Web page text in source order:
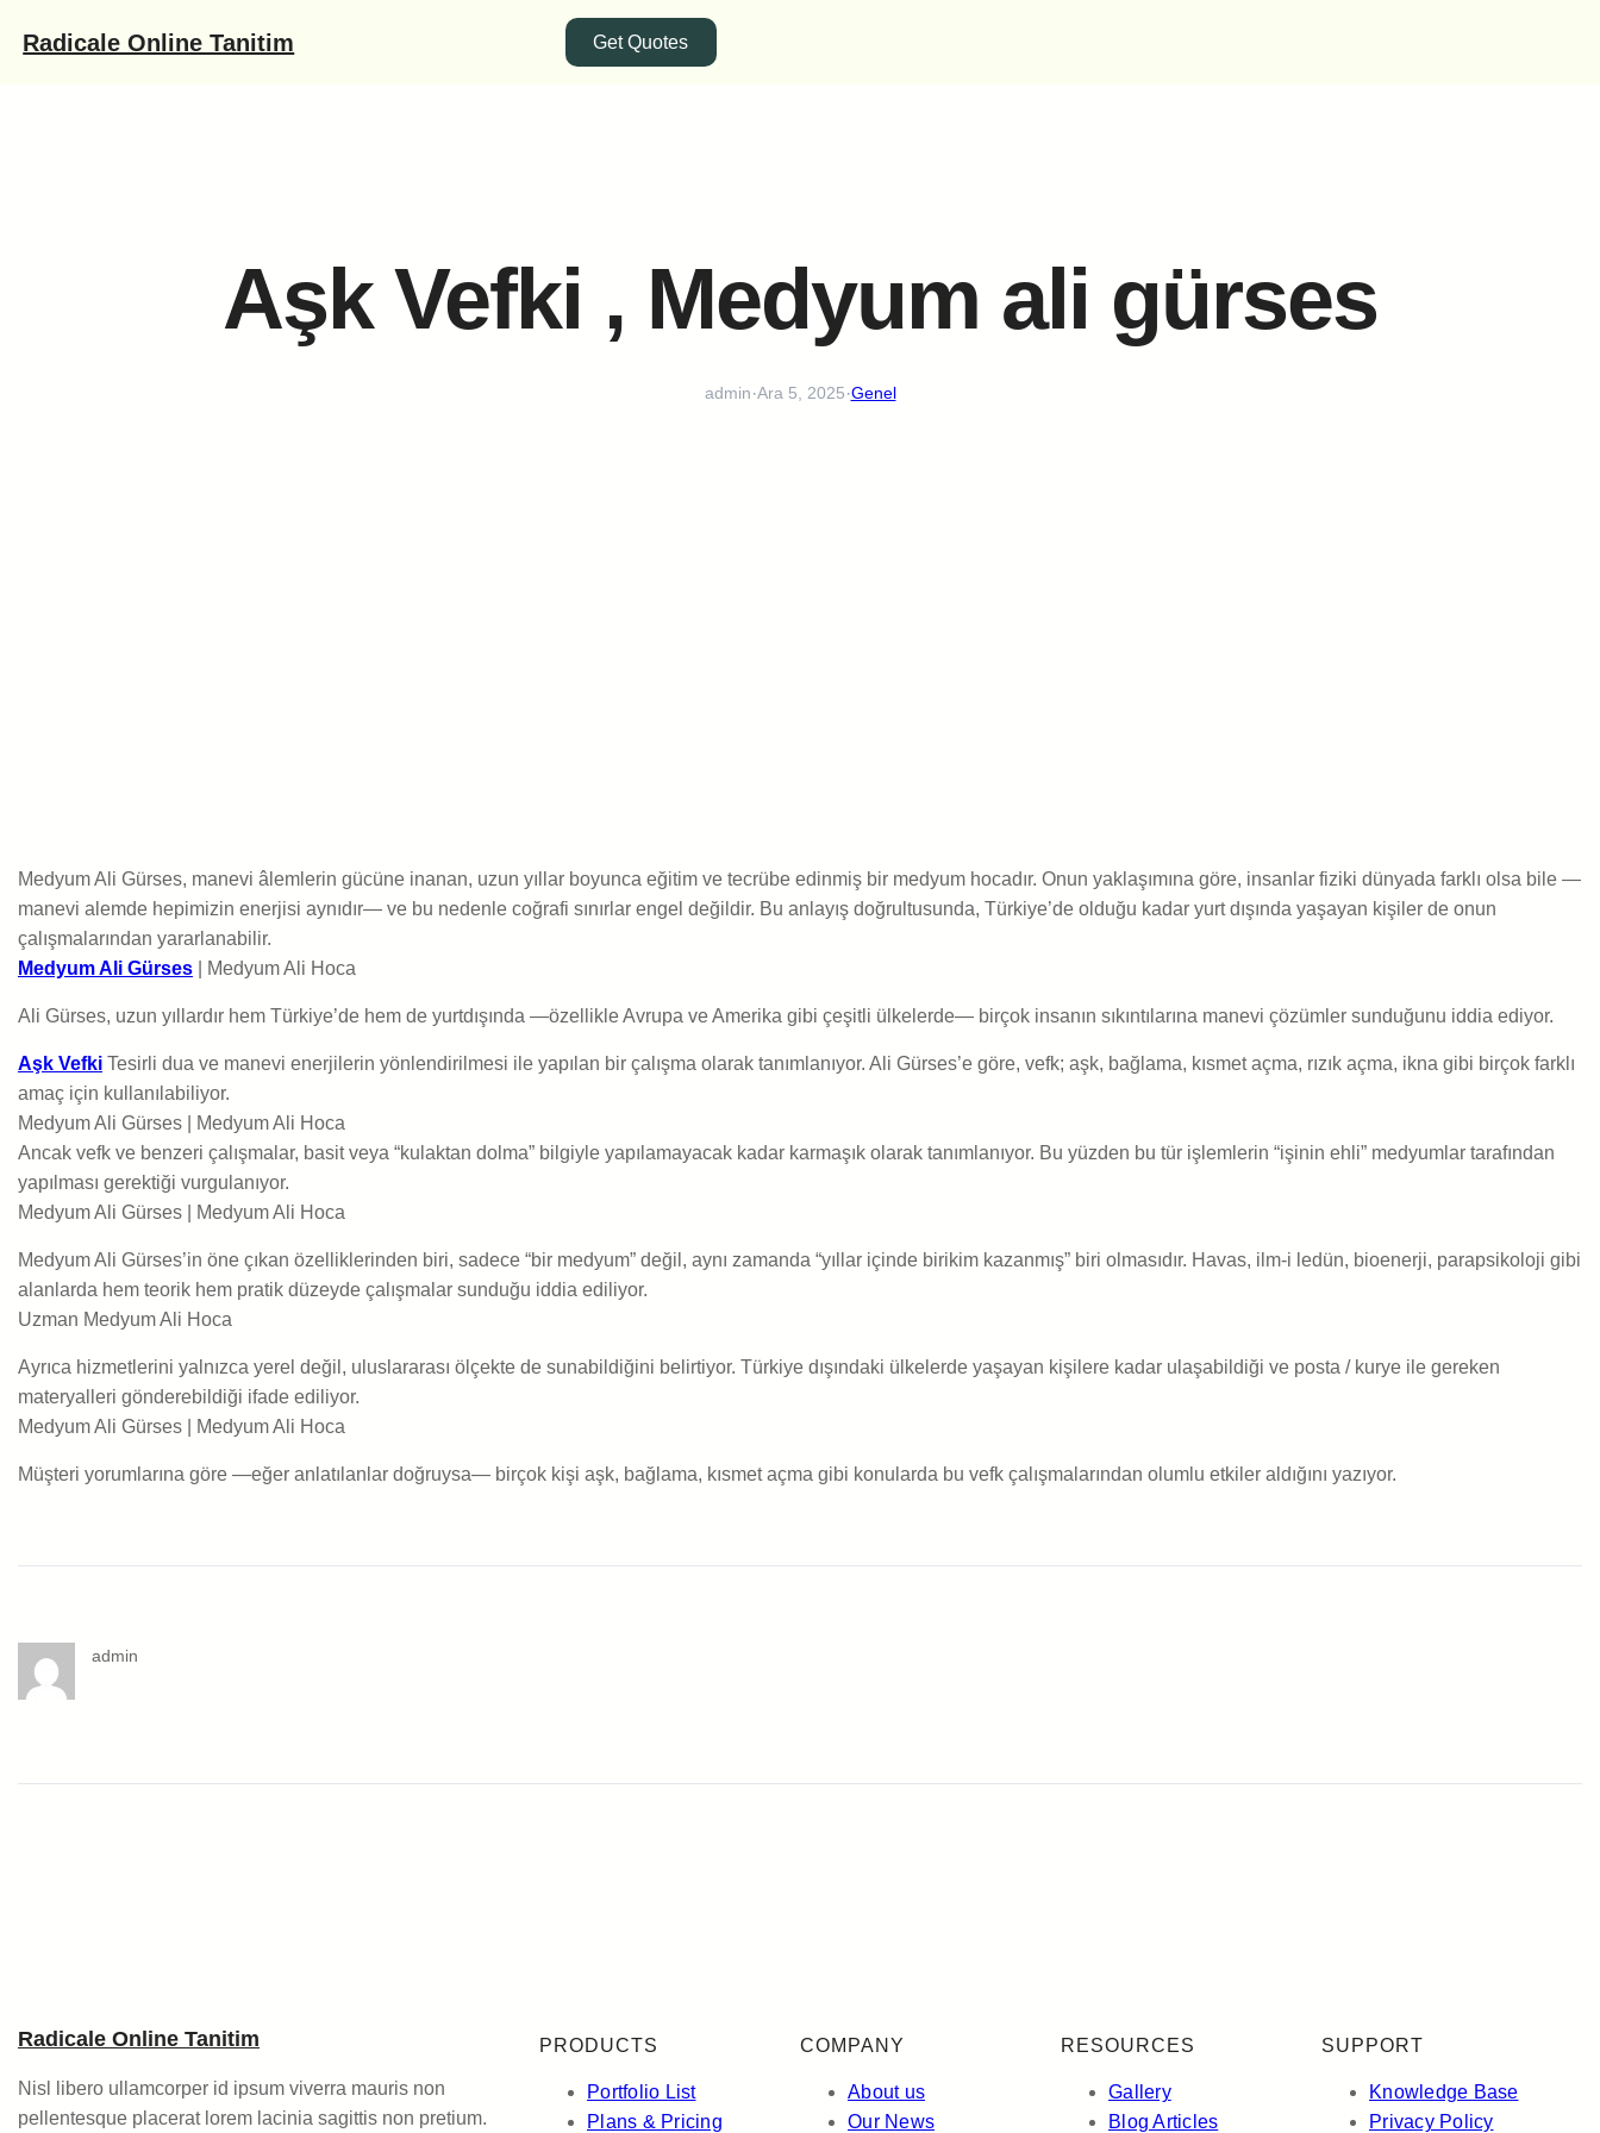
geçRadicale Online Tanitim Get Quotes
Aşk Vefki , Medyum ali gürses
admin·Ara 5, 2025·Genel
Medyum Ali Gürses, manevi âlemlerin gücüne inanan, uzun yıllar boyunca eğitim ve tecrübe edinmiş bir medyum hocadır. Onun yaklaşımına göre, insanlar fiziki dünyada farklı olsa bile —
manevi alemde hepimizin enerjisi aynıdır— ve bu nedenle coğrafi sınırlar engel değildir. Bu anlayış doğrultusunda, Türkiye’de olduğu kadar yurt dışında yaşayan kişiler de onun
çalışmalarından yararlanabilir.
Medyum Ali Gürses | Medyum Ali Hoca
Ali Gürses, uzun yıllardır hem Türkiye’de hem de yurtdışında —özellikle Avrupa ve Amerika gibi çeşitli ülkelerde— birçok insanın sıkıntılarına manevi çözümler sunduğunu iddia ediyor.
Aşk Vefki Tesirli dua ve manevi enerjilerin yönlendirilmesi ile yapılan bir çalışma olarak tanımlanıyor. Ali Gürses’e göre, vefk; aşk, bağlama, kısmet açma, rızık açma, ikna gibi birçok farklı
amaç için kullanılabiliyor.
Medyum Ali Gürses | Medyum Ali Hoca
Ancak vefk ve benzeri çalışmalar, basit veya “kulaktan dolma” bilgiyle yapılamayacak kadar karmaşık olarak tanımlanıyor. Bu yüzden bu tür işlemlerin “işinin ehli” medyumlar tarafından
yapılması gerektiği vurgulanıyor.
Medyum Ali Gürses | Medyum Ali Hoca
Medyum Ali Gürses’in öne çıkan özelliklerinden biri, sadece “bir medyum” değil, aynı zamanda “yıllar içinde birikim kazanmış” biri olmasıdır. Havas, ilm-i ledün, bioenerji, parapsikoloji gibi
alanlarda hem teorik hem pratik düzeyde çalışmalar sunduğu iddia ediliyor.
Uzman Medyum Ali Hoca
Ayrıca hizmetlerini yalnızca yerel değil, uluslararası ölçekte de sunabildiğini belirtiyor. Türkiye dışındaki ülkelerde yaşayan kişilere kadar ulaşabildiği ve posta / kurye ile gereken
materyalleri gönderebildiği ifade ediliyor.
Medyum Ali Gürses | Medyum Ali Hoca
Müşteri yorumlarına göre —eğer anlatılanlar doğruysa— birçok kişi aşk, bağlama, kısmet açma gibi konularda bu vefk çalışmalarından olumlu etkiler aldığını yazıyor.
admin
Radicale Online Tanitim
Nisl libero ullamcorper id ipsum viverra mauris non
pellentesque placerat lorem lacinia sagittis non pretium.
PRODUCTS
Portfolio List
Plans & Pricing
COMPANY
About us
Our News
RESOURCES
Gallery
Blog Articles
SUPPORT
Knowledge Base
Privacy Policy